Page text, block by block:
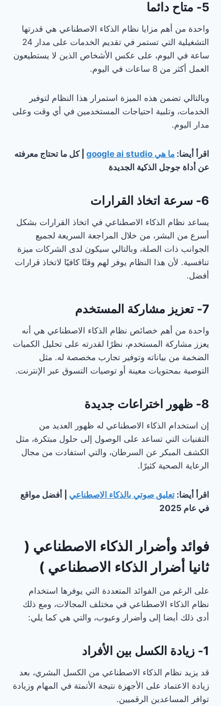
5- متاح دائما
واحدة من أهم مزايا نظام الذكاء الاصطناعي هي قدرتها
التشغيلية التي تستمر في تقديم الخدمات على مدار 24
ساعة في اليوم، على عكس الأشخاص الذين لا يستطيعون
العمل أكثر من 8 ساعات في اليوم.
وبالتالي تضمن هذه الميزة استمرار هذا النظام لتوفير
الخدمات، وتلبية احتياجات المستخدمين في أي وقت وعلى
مدار اليوم.
اقرأ أيضا: ما هي google ai studio
| كل ما تحتاج معرفته
عن أداة جوجل الذكية الجديدة
6- سرعة اتخاذ القرارات
يساعد نظام الذكاء الاصطناعي في اتخاذ القرارات بشكل
أسرع من البشر، من خلال المراجعة السريعة لجميع
الجوانب ذات الصلة، وبالتالي سيكون لدى الشركات ميزة
تنافسية. لأن هذا النظام يوفر لهم وقتًا كافيًا لاتخاذ قرارات
أفضل.
7- تعزيز مشاركة المستخدم
واحدة من أهم خصائص نظام الذكاء الاصطناعي هي أنه
يعزز مشاركة المستخدم، نظرًا لقدرته على تحليل الكميات
الضخمة من بياناته وتوفير تجارب مخصصة له. مثل
التوصية بمحتويات معينة أو توصيات التسوق عبر الإنترنت.
8- ظهور اختراعات جديدة
إن استخدام الذكاء الاصطناعي له ظهور العديد من
التقنيات التي تساعد على الوصول إلى حلول مبتكرة، مثل
الكشف المبكر عن السرطان، والتي استفادت من مجال
الرعاية الصحية كثيرًا.
اقرأ أيضا: تعليق صوتي بالذكاء الاصطناعي | أفضل مواقع
في عام 2025
فوائد وأضرار الذكاء الاصطناعي (
ثانيا أضرار الذكاء الاصطناعي )
على الرغم من الفوائد المتعددة التي يوفرها استخدام
نظام الذكاء الاصطناعي في مختلف المجالات، ومع ذلك
أدى ذلك أيضا إلى وأضرار وعيوب، والتي هي كما يلي:
1- زيادة الكسل بين الأفراد
قد يزيد نظام الذكاء الاصطناعي من الكسل البشري، بعد
زيادة الاعتماد على الأجهزة نتيجة الأتمتة في المهام وزيادة
توافر المساعدين الرقميين.